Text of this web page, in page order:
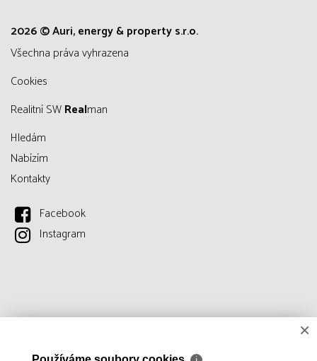
2026 © Auri, energy & property s.r.o.
všechna práva vyhrazena
Cookies
Realitní SWRealman
Hledám
Nabízím
Kontakty
Facebook
Instagram
×